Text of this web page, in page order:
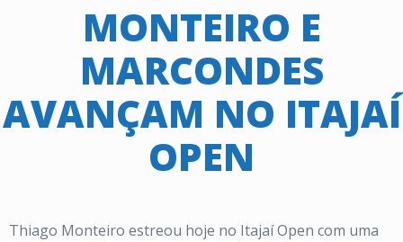
MONTEIRO E
MARCONDES
AVANÇAM NO ITAJAÍ
OPEN
Thiago Monteiro estreou hoje no Itajaí Open com uma